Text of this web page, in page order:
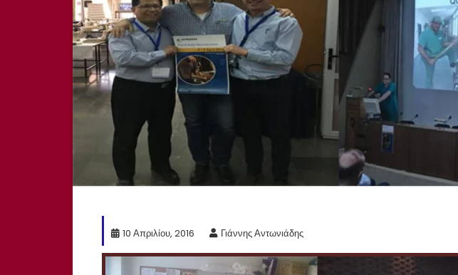
10 Απριλίου, 2016 Γιάννης Αντωνιάδης